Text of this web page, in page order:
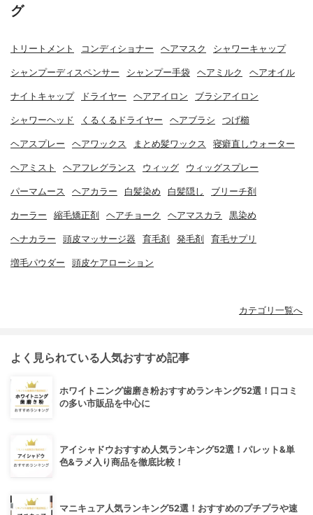
グ
トリートメント コンディショナー ヘアマスク シャワーキャップ
シャンプーディスペンサー シャンプー手袋 ヘアミルク ヘアオイル
ナイトキャップ ドライヤー ヘアアイロン ブラシアイロン
シャワーヘッド くるくるドライヤー ヘアブラシ つげ櫛
ヘアスプレー ヘアワックス まとめ髪ワックス 寝癖直しウォーター
ヘアミスト ヘアフレグランス ウィッグ ウィッグスプレー
パーマムース ヘアカラー 白髪染め 白髪隠し ブリーチ剤
カーラー 縮毛矯正剤 ヘアチョーク ヘアマスカラ 黒染め
ヘナカラー 頭皮マッサージ器 育毛剤 発毛剤 育毛サプリ
増毛パウダー 頭皮ケアローション
カテゴリ一覧へ
よく見られている人気おすすめ記事
ホワイトニング歯磨き粉おすすめランキング52選！口コミ
の多い市販品を中心に
アイシャドウおすすめ人気ランキング52選！パレット&単
色&ラメ入り商品を徹底比較！
マニキュア人気ランキング52選！おすすめのプチプラや速